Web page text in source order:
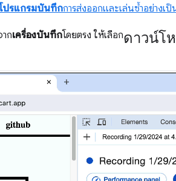
โปรแกรมบันทึกการส่งออกและเล่นซ้ำอย่างเป็
กเครื่องบันทึกโดยตรง ให้เลือกดาวน์โ